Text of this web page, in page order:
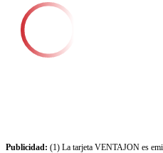
Publicidad: (1) La tarjeta VENTAJON es